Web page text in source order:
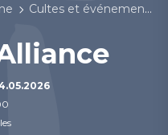
Cultes et événements